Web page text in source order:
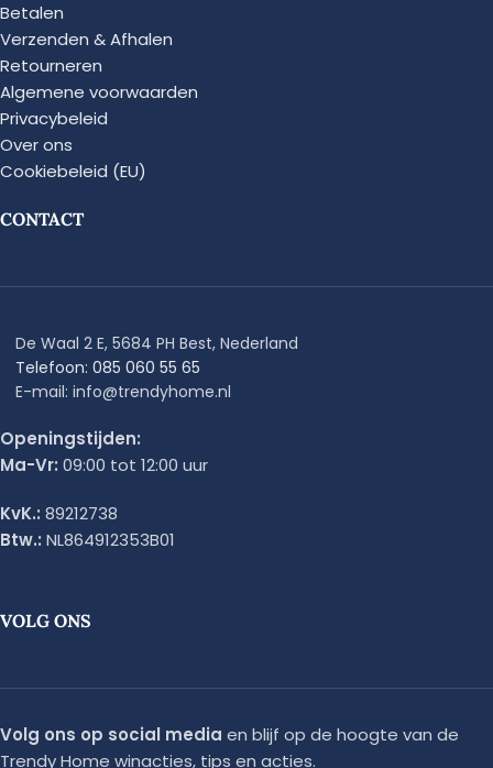
Betalen
Verzenden & Afhalen
Retourneren
Algemene voorwaarden
Privacybeleid
Over ons
Cookiebeleid (EU)
CONTACT
De Waal 2 E, 5684 PH Best, Nederland
Telefoon: 085 060 55 65
E-mail: info@trendyhome.nl
Openingstijden:
Ma-Vr: 09:00 tot 12:00 uur
KvK.: 89212738
Btw.: NL864912353B01
VOLG ONS
Volg ons op social media en blijf op de hoogte van de
Trendy Home winacties, tips en acties.